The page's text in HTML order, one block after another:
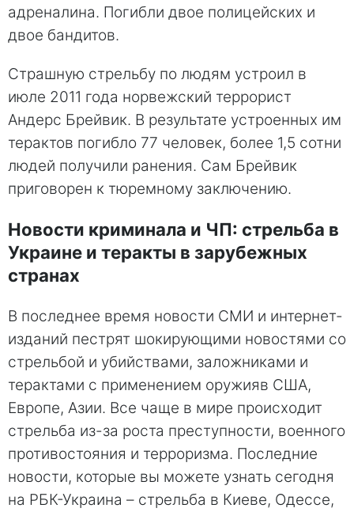
адреналина. Погибли двое полицейских и
двое бандитов.
Страшную стрельбу по людям устроил в
июле 2011 года норвежский террорист
Андерс Брейвик. В результате устроенных им
терактов погибло 77 человек, более 1,5 сотни
людей получили ранения. Сам Брейвик
приговорен к тюремному заключению.
Новости криминала и ЧП: стрельба в
Украине и теракты в зарубежных
странах
В последнее время новости СМИ и интернет-
изданий пестрят шокирующими новостями со
стрельбой и убийствами, заложниками и
терактами с применением оружияв США,
Европе, Азии. Все чаще в мире происходит
стрельба из-за роста преступности, военного
противостояния и терроризма. Последние
новости, которые вы можете узнать сегодня
на РБК-Украина – стрельба в Киеве, Одессе,